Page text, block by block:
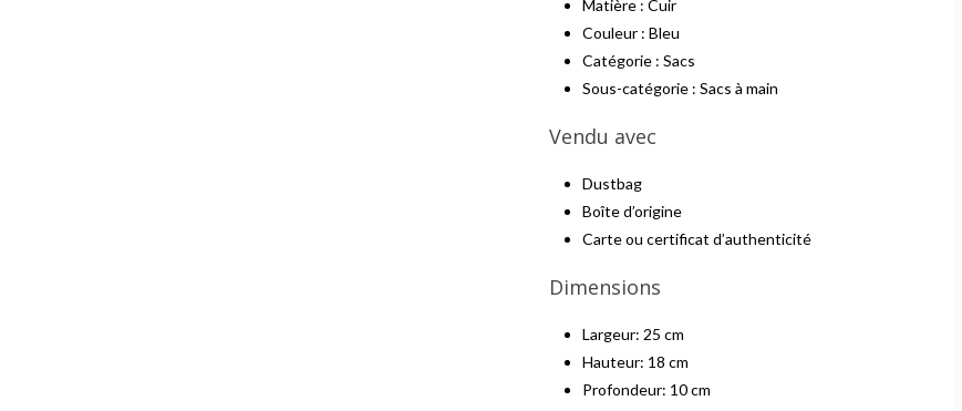
Matière : Cuir
Couleur : Bleu
Catégorie : Sacs
Sous-catégorie : Sacs à main
Vendu avec
Dustbag
Boîte d’origine
Carte ou certificat d’authenticité
Dimensions
Largeur: 25 cm
Hauteur: 18 cm
Profondeur: 10 cm